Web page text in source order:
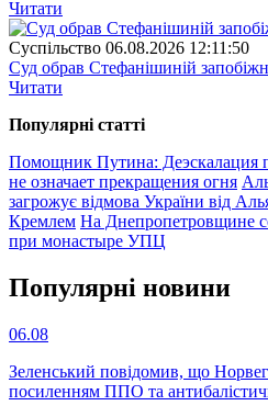
Читати
Суспiльство 06.08.2026 12:11:50
Суд обрав Стефанішиній
Читати
Популярнi статтi
Помощник Путина: Деэскалация
не означает прекращения огня
загрожує відмова України від
Кремлем На Днепропетровщине
при монастыре УПЦ
Популярнi новини
06.08
Зеленський повідомив, що
посиленням ППО та